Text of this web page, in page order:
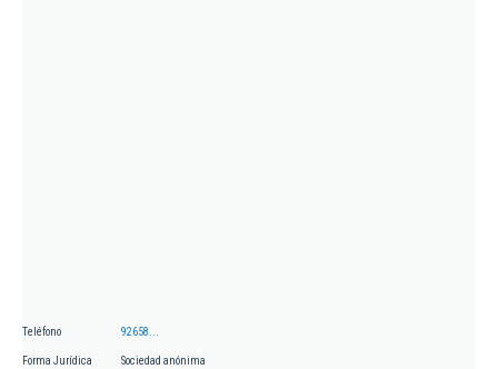
Teléfono 92658...
Forma Jurídica Sociedad anónima